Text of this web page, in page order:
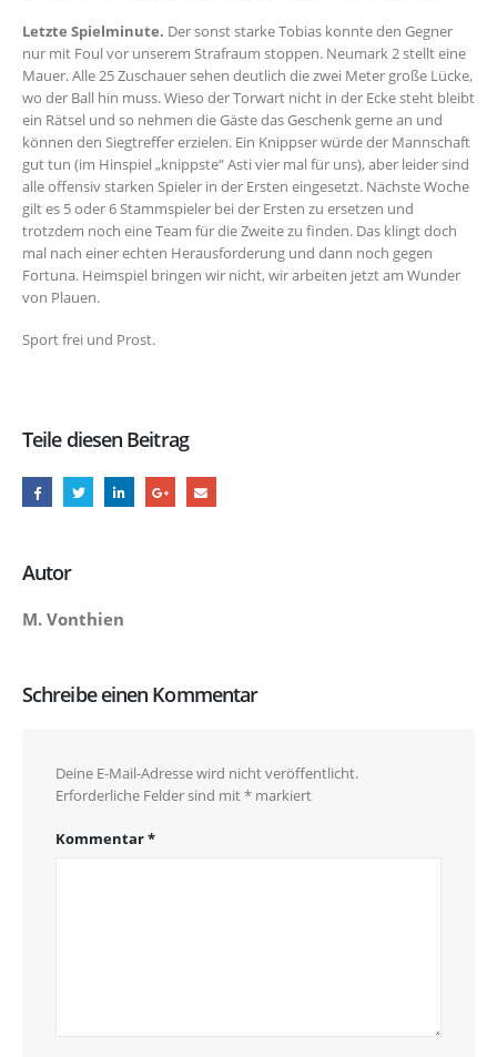
Letzte Spielminute. Der sonst starke Tobias konnte den Gegner
nur mit Foul vor unserem Strafraum stoppen. Neumark 2 stellt eine
Mauer. Alle 25 Zuschauer sehen deutlich die zwei Meter große Lücke,
wo der Ball hin muss. Wieso der Torwart nicht in der Ecke steht bleibt
ein Rätsel und so nehmen die Gäste das Geschenk gerne an und
können den Siegtreffer erzielen. Ein Knippser würde der Mannschaft
gut tun (im Hinspiel „knippste“ Asti vier mal für uns), aber leider sind
alle offensiv starken Spieler in der Ersten eingesetzt. Nächste Woche
gilt es 5 oder 6 Stammspieler bei der Ersten zu ersetzen und
trotzdem noch eine Team für die Zweite zu finden. Das klingt doch
mal nach einer echten Herausforderung und dann noch gegen
Fortuna. Heimspiel bringen wir nicht, wir arbeiten jetzt am Wunder
von Plauen.
Sport frei und Prost.
Teile diesen Beitrag
Autor
M. Vonthien
Schreibe einen Kommentar
Deine E-Mail-Adresse wird nicht veröffentlicht.
Erforderliche Felder sind mit* markiert
Kommentar*